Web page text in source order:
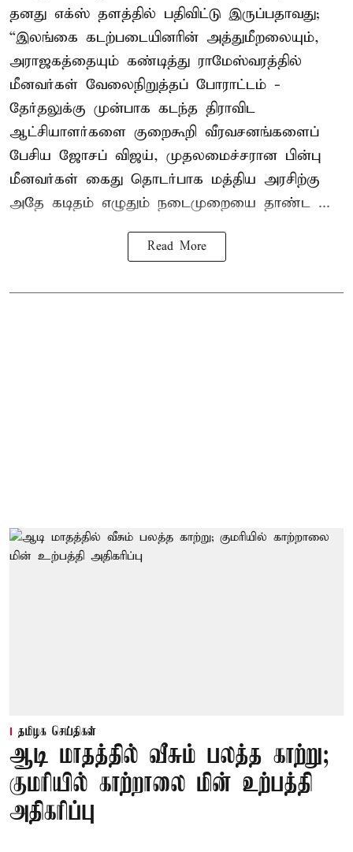
தனது எக்ஸ் தளத்தில் பதிவிட்டு இருப்பதாவது;
“இலங்கை கடற்படையினரின் அத்துமீறலையும்,
அராஜகத்தையும் கண்டித்து ராமேஸ்வரத்தில்
மீனவர்கள் வேலைநிறுத்தப் போராட்டம் -
தேர்தலுக்கு முன்பாக கடந்த திராவிட
ஆட்சியாளர்களை குறைகூறி வீரவசனங்களைப்
பேசிய ஜோசப் விஜய், முதலமைச்சரான பின்பு
மீனவர்கள் கைது தொடர்பாக மத்திய அரசிற்கு
அதே கடிதம் எழுதும் நடைமுறையை தாண்ட ...
Read More
தமிழக செய்திகள்
ஆடி மாதத்தில் வீசும் பலத்த காற்று;
குமரியில் காற்றாலை மின் உற்பத்தி
அதிகரிப்பு